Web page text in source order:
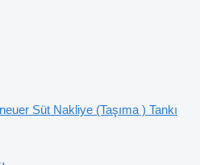
neuer Süt Nakliye (Taşıma ) Tankı